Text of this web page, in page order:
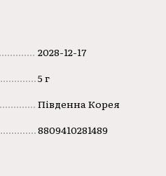
2028-12-17
5 г
Південна Корея
8809410281489